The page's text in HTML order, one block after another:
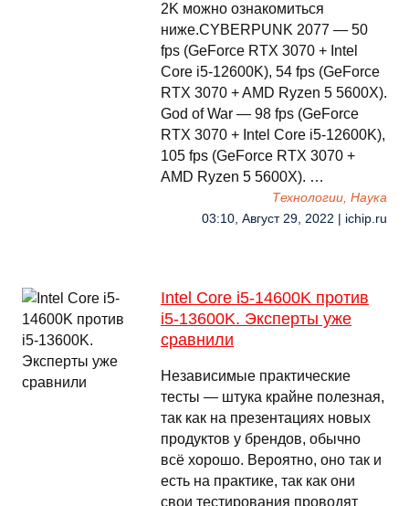
2K можно ознакомиться
ниже.CYBERPUNK 2077 — 50
fps (GeForce RTX 3070 + Intel
Core i5-12600K), 54 fps (GeForce
RTX 3070 + AMD Ryzen 5 5600X).
God of War — 98 fps (GeForce
RTX 3070 + Intel Core i5-12600K),
105 fps (GeForce RTX 3070 +
AMD Ryzen 5 5600X). …
Технологии, Наука
03:10, Август 29, 2022 | ichip.ru
Intel Core i5-14600K против
i5-13600K. Эксперты уже
сравнили
Независимые практические
тесты — штука крайне полезная,
так как на презентациях новых
продуктов у брендов, обычно
всё хорошо. Вероятно, оно так и
есть на практике, так как они
свои тестирования проводят